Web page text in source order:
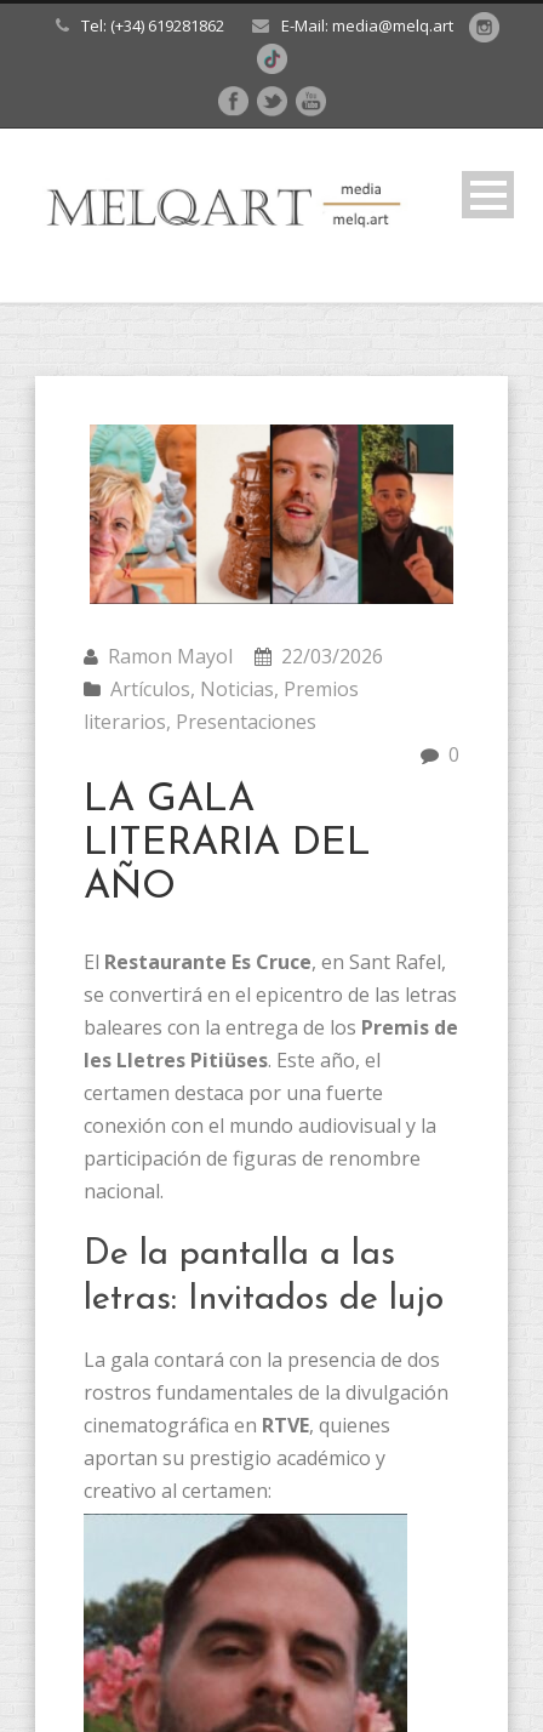
Tel: (+34) 619281862 E-Mail: media@melq.art
Ramon Mayol
22/03/2026
Artículos, Noticias, Premios
literarios, Presentaciones
0
LA GALA
LITERARIA DEL
AÑO
El Restaurante Es Cruce, en Sant Rafel,
se convertirá en el epicentro de las letras
baleares con la entrega de los Premis de
les Lletres Pitiüses. Este año, el
certamen destaca por una fuerte
conexión con el mundo audiovisual y la
participación de figuras de renombre
nacional.
​De la pantalla a las
letras: Invitados de lujo
​La gala contará con la presencia de dos
rostros fundamentales de la divulgación
cinematográfica en RTVE, quienes
aportan su prestigio académico y
creativo al certamen: